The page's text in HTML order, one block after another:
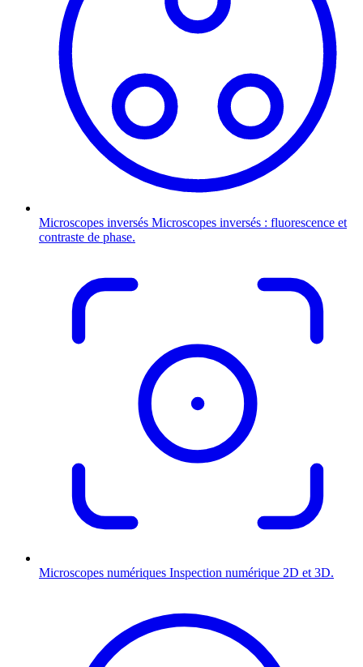
Microscopes inversés Microscopes inversés : fluorescence et
contraste de phase.
Microscopes numériques Inspection numérique 2D et 3D.